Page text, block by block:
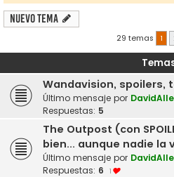
Nuevo Tema
29 temas 1
Wandavision, spoilers,
Último mensaje por
Respuestas: 5
The Outpost (con
bien... aunque nadie la
Último mensaje por
Respuestas: 6 1